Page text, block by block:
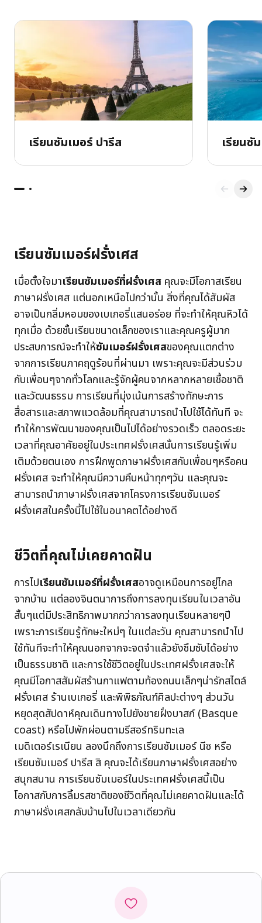
เรียนซัมเมอร์ ปารีส เรียนซั
เรียนซัมเมอร์ฝรั่งเศส
เมื่อตั้งใจมาเรียนซัมเมอร์ที่ฝรั่งเศส คุณจะมีโอกาสเรียน
ภาษาฝรั่งเศส แต่นอกเหนือไปกว่านั้น สิ่งที่คุณได้สัมผัส
อาจเป็นกลิ่มหอมของเบเกอรี่แสนอร่อย ที่จะทำให้คุณหิวได้
ทุกเมื่อ ด้วยชั้นเรียนขนาดเล็กของเราและคุณครูผู้มาก
ประสบการณ์จะทำให้ซัมเมอร์ฝรั่งเศสของคุณแตกต่าง
จากการเรียนภาคฤดูร้อนที่ผ่านมา เพราะคุณจะมีส่วนร่วม
กับเพื่อนๆจากทั่วโลกและรู้จักผู้คนจากหลากหลายเชื้อชาติ
และวัฒนธรรม การเรียนที่มุ่งเน้นการสร้างทักษะการ
สื่อสารและสภาพแวดล้อมที่คุณสามารถนำไปใช้ได้ทันที จะ
ทำให้การพัฒนาของคุณเป็นไปได้อย่างรวดเร็ว ตลอดระยะ
เวลาที่คุณอาศัยอยู่ในประเทศฝรั่งเศสนั้นการเรียนรู้เพิ่ม
เติมด้วยตนเอง การฝึกพูดภาษาฝรั่งเศสกับเพื่อนๆหรือคน
ฝรั่งเศส จะทำให้คุณมีความคืบหน้าทุกๆวัน และคุณจะ
สามารถนำภาษาฝรั่งเศสจากโครงการเรียนซัมเมอร์
ฝรั่งเศสในครั้งนี้ไปใช้ในอนาคตได้อย่างดี
ชีวิตที่คุณไม่เคยคาดฝัน
การไปเรียนซัมเมอร์ที่ฝรั่งเศสอาจดูเหมือนการอยู่ไกล
จากบ้าน แต่ลองจินตนาการถึงการลงทุนเรียนในเวลาอัน
สั้นๆแต่มีประสิทธิภาพมากกว่าการลงทุนเรียนหลายๆปี
เพราะการเรียนรู้ทักษะใหม่ๆ ในแต่ละวัน คุณสามารถนำไป
ใช้ทันทีจะทำให้คุณนอกจากจะจดจำแล้วยังซึมซับได้อย่าง
เป็นธรรมชาติ และการใช้ชีวิตอยู่ในประเทศฝรั่งเศสจะให้
คุณมีโอกาสสัมผัสร้านกาแฟตามท้องถนนเล็กๆน่ารักสไตล์
ฝรั่งเศส ร้านเบเกอรี่ และพิพิธภัณฑ์ศิลปะต่างๆ ส่วนวัน
หยุดสุดสัปดาห์คุณเดินทางไปยังชายฝั่งบาสก์ (Basque
coast) หรือไปพักผ่อนตามรีสอร์ทริมทะเล
เมดิเตอร์เรเนียน ลองนึกถึงการเรียนซัมเมอร์ นีซ หรือ
เรียนซัมเมอร์ ปารีส สิ คุณจะได้เรียนภาษาฝรั่งเศสอย่าง
สนุกสนาน การเรียนซัมเมอร์ในประเทศฝรั่งเศสนี้เป็น
โอกาสกับการลิ้มรสชาติของชีวิตที่คุณไม่เคยคาดฝันและได้
ภาษาฝรั่งเศสกลับบ้านไปในเวลาเดียวกัน